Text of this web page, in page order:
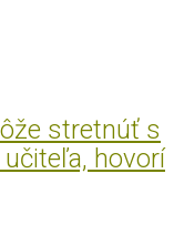
stretnúť s
hovorí